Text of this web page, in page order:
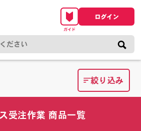
受注作業 商品一覧
絞り込み